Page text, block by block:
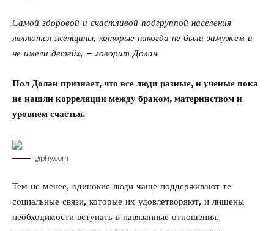
Самой здоровой и счастливой подгруппой населения
являются женщины, которые никогда не были замужем и
не имели детей», – говорит Долан.
Пол Долан признает, что все люди разные, и ученые пока
не нашли корреляции между браком, материнством и
уровнем счастья.
giphy.com
Тем не менее, одинокие люди чаще поддерживают те
социальные связи, которые их удовлетворяют, и лишены
необходимости вступать в навязанные отношения,